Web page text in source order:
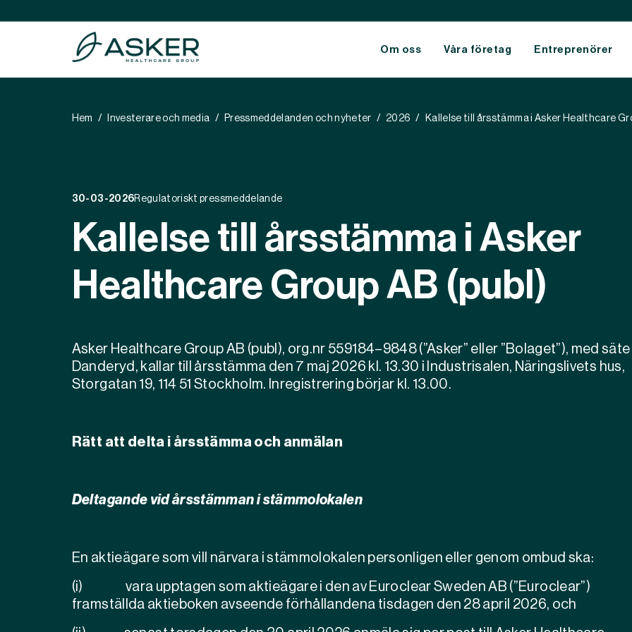
Om oss Våra företag Entreprenörer
Healthy People
Hem Investerare och media Pressmeddelanden och nyheter 2026 Kallelse till årsstämma i Asker Healthcare
30-03-2026Regulatoriskt pressmeddelande
Kallelse till årsstämma i Asker
Healthcare Group AB (publ)
Asker Healthcare Group AB (publ), org.nr 559184–9848 (”Asker” eller ”Bolaget”), med säte
Danderyd, kallar till årsstämma den 7 maj 2026 kl. 13.30 i Industrisalen, Näringslivets hus,
Storgatan 19, 114 51 Stockholm. Inregistrering börjar kl. 13.00.
Rätt att delta i årsstämma och anmälan
Deltagande vid årsstämman i stämmolokalen
En aktieägare som vill närvara i stämmolokalen personligen eller genom ombud ska:
(i)
vara upptagen som aktieägare i den av Euroclear Sweden AB (”Euroclear”)
framställda aktieboken avseende förhållandena tisdagen den 28 april 2026, och